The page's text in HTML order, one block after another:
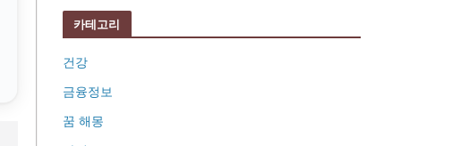
카테고리
건강
금융정보
꿈 해몽